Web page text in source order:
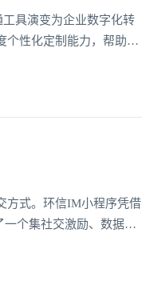
具演变为企业数字化转
个性化定制能力，帮助不
方式。环信IM小程序凭借
个集社交激励、数据共